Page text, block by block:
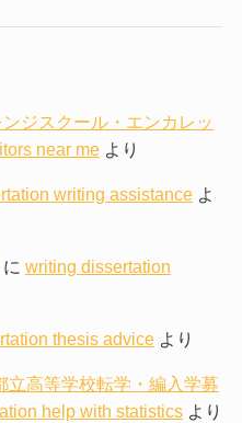
ジスクール・エンカレッ
near meより
writing assistanceよ
writing dissertation
thesis adviceより
高等学校転学・編入学募
help with statisticsより